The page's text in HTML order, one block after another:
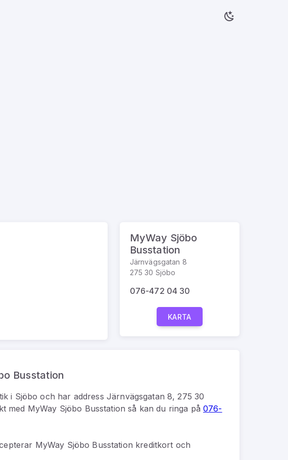
MyWay Sjöbo
Busstation
Järnvägsgatan 8
275 30 Sjöbo
076-472 04 30
KARTA
Busstation
i Sjöbo och har address Järnvägsgatan 8, 275 30
med MyWay Sjöbo Busstation så kan du ringa på076-
MyWay Sjöbo Busstation kreditkort och